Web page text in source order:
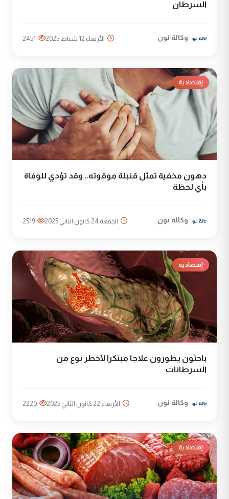
السرطان
وكالة نون الأربعاء 12 شباط 2025 2451
إقتصادية
دهون مخفية تمثل قنبلة موقوته.. وقد تؤدي للوفاة
بأي لحظة
وكالة نون الجمعة 24 كانون الثاني 2025 2519
إقتصادية
باحثون يطورون علاجا مبتكرا لأخطر نوع من
السرطانات
وكالة نون الأربعاء 22 كانون الثاني 2025 2220
إقتصادية